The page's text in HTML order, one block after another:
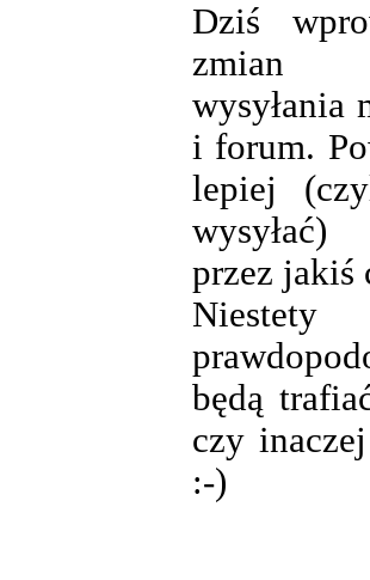
Dziś
zmian
wysyłania
i forum.
lepiej
przez jakiś
będą
czy
:-)